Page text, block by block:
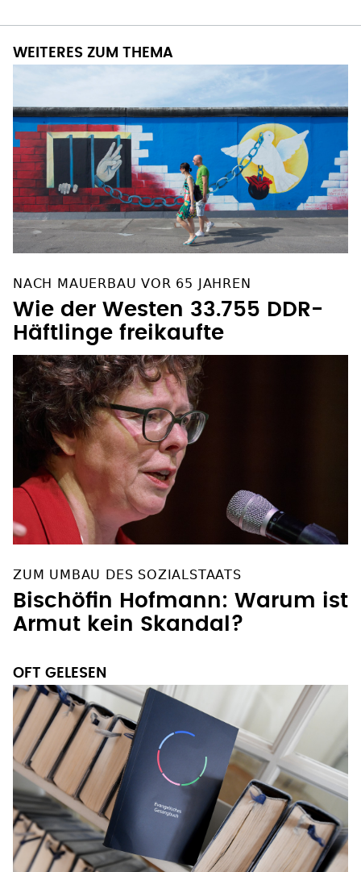
WEITERES ZUM THEMA
NACH MAUERBAU VOR 65 JAHREN
Wie der Westen 33.755 DDR-
Häftlinge freikaufte
ZUM UMBAU DES SOZIALSTAATS
Bischöfin Hofmann: Warum ist
OFT GELESEN